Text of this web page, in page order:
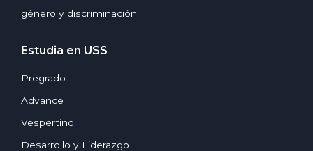
género y discriminación
Estudia en USS
Pregrado
Advance
Vespertino
Desarrollo y Liderazgo